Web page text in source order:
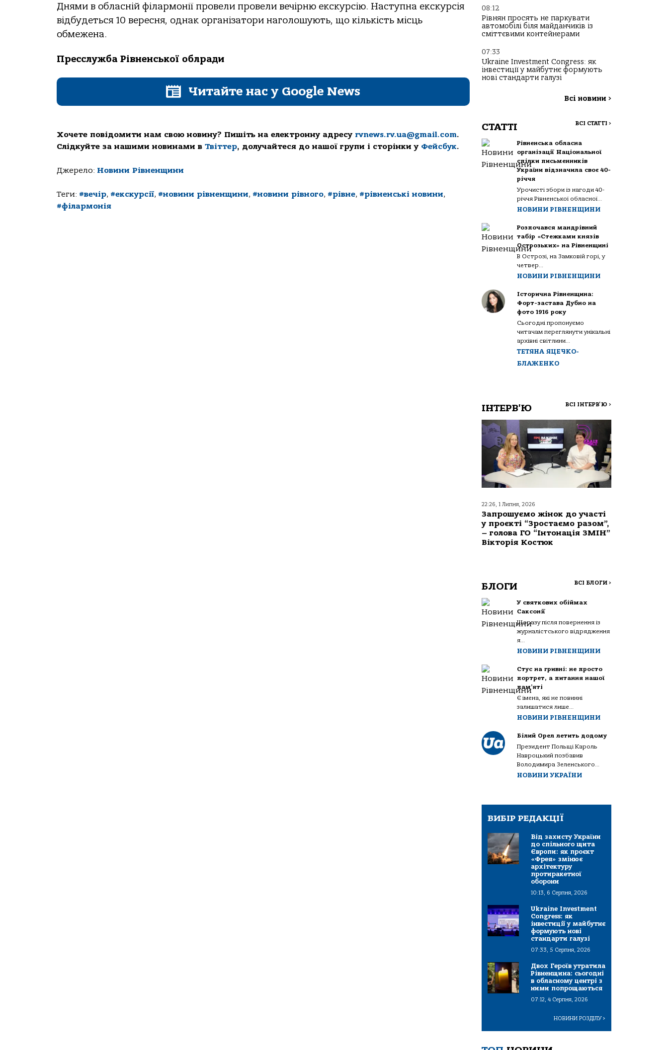
Днями в обласній філармонії провели провели вечірню екскурсію. Наступна екскурсія
відбудеться 10 вересня, однак організатори наголошують, що кількість місць
обмежена.
Пресслужба Рівненської облради
Читайте нас у Google News
Хочете повідомити нам свою новину? Пишіть на електронну адресу rvnews.rv.ua@gmail.com.
Слідкуйте за нашими новинами в Твіттер, долучайтеся до нашої групи і сторінки у Фейсбук.
Джерело: Новини Рівненщини
Теги: #вечір, #екскурсії, #новини рівненщини, #новини рівного, #рівне, #рівненські новини,
#філармонія
08:12
Рівнян просять не паркувати
автомобілі біля майданчиків із
сміттєвими контейнерами
07:33
Ukraine Investment Congress: як
інвестиції у майбутнє формують
нові стандарти галузі
Всі новини >
СТАТТІ ВСІ СТАТТІ >
Рівненська обласна
організації Національної
спілки письменників
України відзначила своє 40-
річчя
Урочисті збори із нагоди 40-
річчя Рівненської обласної...
НОВИНИ РІВНЕНЩИНИ
Розпочався мандрівний
табір «Стежками князів
Острозьких» на Рівненщині
В Острозі, на Замковій горі, у
четвер...
НОВИНИ РІВНЕНЩИНИ
Історична Рівненщина:
Форт-застава Дубно на
фото 1916 року
Сьогодні пропонуємо
читачам переглянути унікальні
архівні світлини...
ТЕТЯНА ЯЦЕЧКО-
БЛАЖЕНКО
ІНТЕРВ'Ю ВСІ ІНТЕРВ'Ю >
22:26, 1 Липня, 2026
Запрошуємо жінок до участі
у проєкті “Зростаємо разом”,
– голова ГО “Інтонація ЗМІН”
Вікторія Костюк
БЛОГИ ВСІ БЛОГИ >
У святкових обіймах
Саксонії
Щоразу після повернення із
журналістського відрядження
я...
НОВИНИ РІВНЕНЩИНИ
Стус на гривні: не просто
портрет, а питання нашої
пам’яті
Є імена, які не повинні
залишатися лише...
НОВИНИ РІВНЕНЩИНИ
Білий Орел летить додому
Президент Польщі Кароль
Навроцький позбавив
Володимира Зеленського...
НОВИНИ УКРАЇНИ
ВИБІР РЕДАКЦІЇ
Від захисту України
до спільного щита
Європи: як проєкт
«Фрея» змінює
архітектуру
протиракетної
оборони
10:13, 6 Серпня, 2026
Ukraine Investment
Congress: як
інвестиції у майбутнє
формують нові
стандарти галузі
07:33, 5 Серпня, 2026
Двох Героїв утратила
Рівненщина: сьогодні
в обласному центрі з
ними попрощаються
07:12, 4 Серпня, 2026
НОВИНИ РОЗДІЛУ>